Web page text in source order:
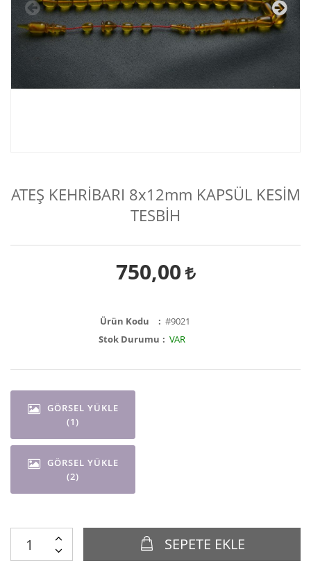
ATEŞ KEHRİBARI 8x12mm KAPSÜL KESİM
TESBİH
750,00
Ürün Kodu
#9021
Stok Durumu
VAR
GÖRSEL YÜKLE
(1)
GÖRSEL YÜKLE
(2)
SEPETE EKLE